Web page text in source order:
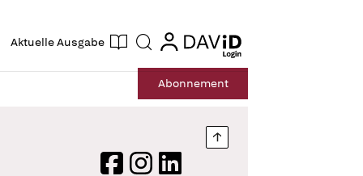
Aktuelle Ausgabe Suche login
login
Abonnement
Nach oben springen
FacebookInstagram
LinkedIn